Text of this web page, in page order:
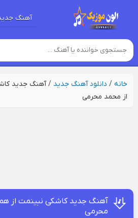
آهنگ
خانه/ دانلود آهنگ جدید /آهنگ جدید
از محمد محرمی
آهنگ جدید کاشکی نبینمت از
محرمی